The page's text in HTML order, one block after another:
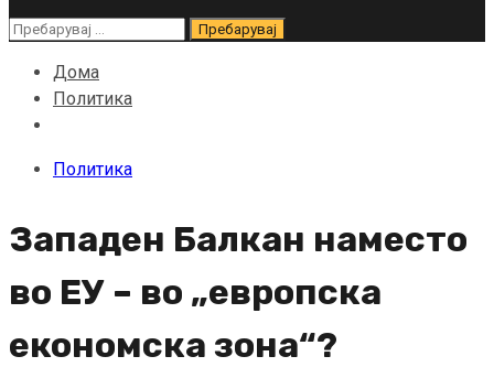
Пребарувај
Дома
Политика
Политика
Западен Балкан наместо
во ЕУ – во „европска
економска зона“?